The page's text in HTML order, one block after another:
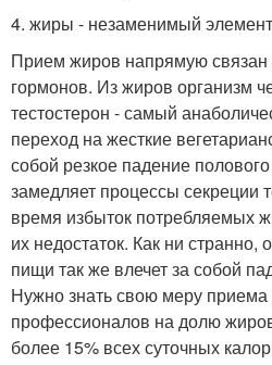
4. жиры - незаменимый
Прием жиров напрямую
гормонов. Из жиров организм
тестостерон - самый
переход на жесткие
собой резкое падение
замедляет процессы секреции
время избыток потребляемых
их недостаток. Как ни
пищи так же влечет за собой
Нужно знать свою меру
профессионалов на долю
более 15% всех суточных